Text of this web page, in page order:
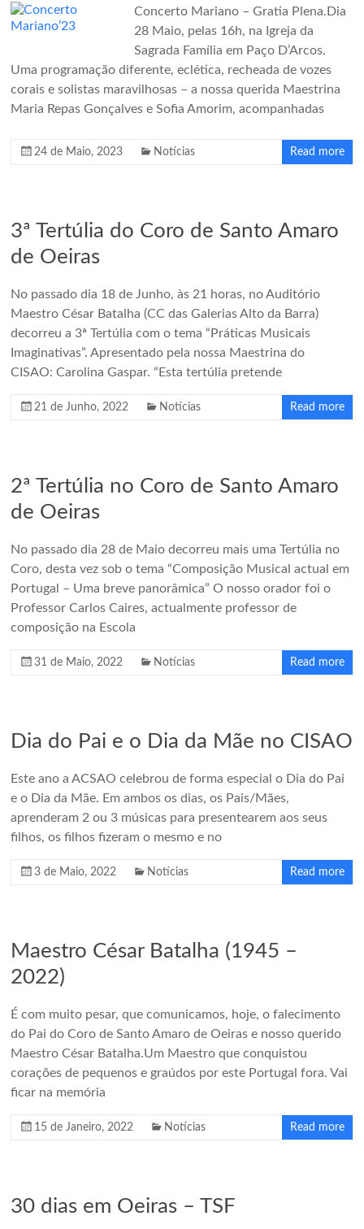
coro
amador
Concelho
Oeiras
Cesar
Batalha.
Concerto Mariano – Gratia Plena.Dia
28 Maio, pelas 16h, na Igreja da
Sagrada Família em Paço D’Arcos.
Uma programação diferente, eclética, recheada de vozes
corais e solistas maravilhosas – a nossa querida Maestrina
Maria Repas Gonçalves e Sofia Amorim, acompanhadas
24 de Maio, 2023 Notícias Read more
3ª Tertúlia do Coro de Santo Amaro
de Oeiras
No passado dia 18 de Junho, às 21 horas, no Auditório
Maestro César Batalha (CC das Galerias Alto da Barra)
decorreu a 3ª Tertúlia com o tema “Práticas Musicais
Imaginativas”. Apresentado pela nossa Maestrina do
CISAO: Carolina Gaspar. “Esta tertúlia pretende
21 de Junho, 2022 Notícias Read more
2ª Tertúlia no Coro de Santo Amaro
de Oeiras
No passado dia 28 de Maio decorreu mais uma Tertúlia no
Coro, desta vez sob o tema “Composição Musical actual em
Portugal – Uma breve panorâmica” O nosso orador foi o
Professor Carlos Caires, actualmente professor de
composição na Escola
31 de Maio, 2022 Notícias Read more
Dia do Pai e o Dia da Mãe no CISAO
Este ano a ACSAO celebrou de forma especial o Dia do Pai
e o Dia da Mãe. Em ambos os dias, os Pais/Mães,
aprenderam 2 ou 3 músicas para presentearem aos seus
filhos, os filhos fizeram o mesmo e no
3 de Maio, 2022 Notícias Read more
Maestro César Batalha (1945 –
2022)
É com muito pesar, que comunicamos, hoje, o falecimento
do Pai do Coro de Santo Amaro de Oeiras e nosso querido
Maestro César Batalha.Um Maestro que conquistou
corações de pequenos e graúdos por este Portugal fora. Vai
ficar na memória
15 de Janeiro, 2022 Notícias Read more
30 dias em Oeiras – TSF